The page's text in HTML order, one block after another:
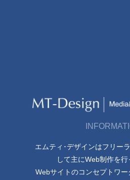
エムティ･デザインはフリー
して主にWeb制作を行
Webサイトのコンセプトワ